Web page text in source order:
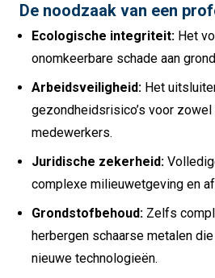
De noodzaak van een
Ecologische integriteit: Het
onomkeerbare schade aan
Arbeidsveiligheid: Het
gezondheidsrisico’s voor
medewerkers.
Juridische zekerheid:
complexe milieuwetgeving en
Grondstofbehoud: Zelfs
herbergen schaarse metalen
nieuwe technologieën.